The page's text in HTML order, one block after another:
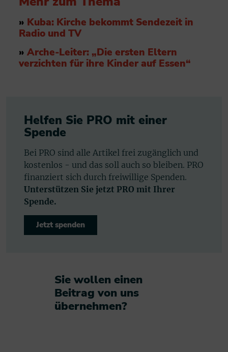
» Kuba: Kirche bekommt Sendezeit in
Radio und TV
» Arche-Leiter: „Die ersten Eltern
verzichten für ihre Kinder auf Essen“
Helfen Sie PRO mit einer
Spende
Bei PRO sind alle Artikel frei zugänglich und
kostenlos - und das soll auch so bleiben. PRO
finanziert sich durch freiwillige Spenden.
Unterstützen Sie jetzt PRO mit Ihrer
Spende.
Jetzt spenden
Sie wollen einen
Beitrag von uns
übernehmen?​